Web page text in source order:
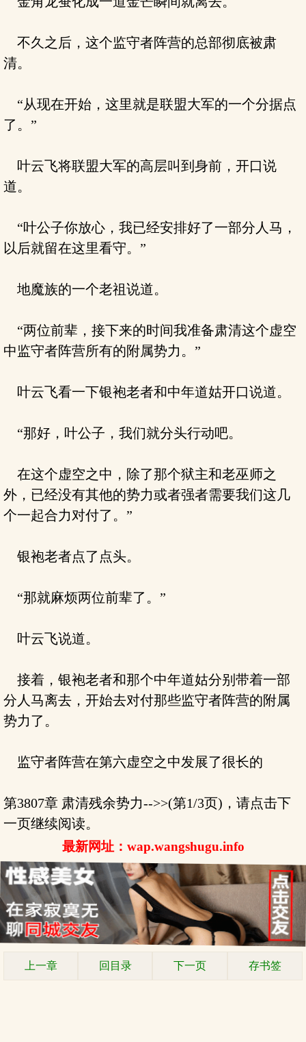
不久之后，这个监守者阵营的总部彻底被肃
清。
“从现在开始，这里就是联盟大军的一个分据点
了。”
叶云飞将联盟大军的高层叫到身前，开口说
道。
“叶公子你放心，我已经安排好了一部分人马，
以后就留在这里看守。”
地魔族的一个老祖说道。
“两位前辈，接下来的时间我准备肃清这个虚空
中监守者阵营所有的附属势力。”
叶云飞看一下银袍老者和中年道姑开口说道。
“那好，叶公子，我们就分头行动吧。
在这个虚空之中，除了那个狱主和老巫师之
外，已经没有其他的势力或者强者需要我们这几
个一起合力对付了。”
银袍老者点了点头。
“那就麻烦两位前辈了。”
叶云飞说道。
接着，银袍老者和那个中年道姑分别带着一部
分人马离去，开始去对付那些监守者阵营的附属
势力了。
监守者阵营在第六虚空之中发展了很长的
第3807章 肃清残余势力-->>(第1/3页)，请点击下
一页继续阅读。
最新网址：wap.wangshugu.info
上一章 回目录 下一页 存书签